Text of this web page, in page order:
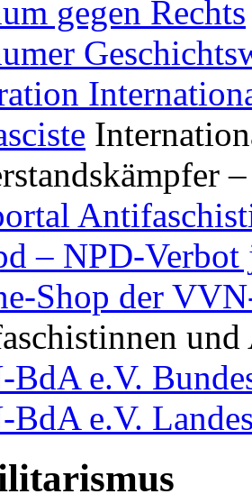
Zeitschrift
gegen Rechts
– NPD-Verbot
Shop der
und
e.V.